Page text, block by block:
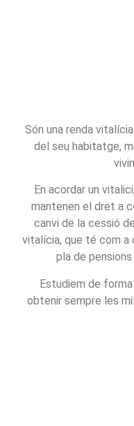
Són una renda
del seu habitatge,
En acordar un
mantenen el dret a
canvi de la cessió
vitalícia, que té com
pla de
Estudiem de
obtenir sempre les